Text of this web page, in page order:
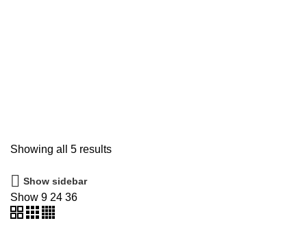
Showing all 5 results
Show sidebar
Show 9 24 36